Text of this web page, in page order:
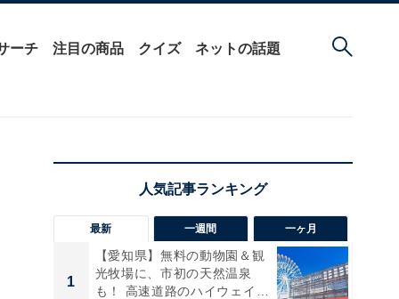
ーチ 注目の商品 クイズ ネットの話題
最新 一週間 一ヶ月
1
【愛知県】無料の動物園＆観
光牧場に、市初の天然温泉
も！ 高速道路のハイウェイオ